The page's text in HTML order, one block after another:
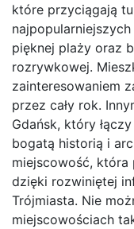
które przyciągają
pięknej plaży oraz
rozrywkowej.
zainteresowaniem
przez cały rok.
Gdańsk, który
bogatą historią i
miejscowość,
dzięki rozwiniętej
Trójmiasta. Nie
miejscowościach